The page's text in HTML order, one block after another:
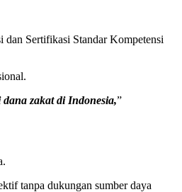
Sertifikasi Standar Kompetensi
zakat di Indonesia,”
tanpa dukungan sumber daya